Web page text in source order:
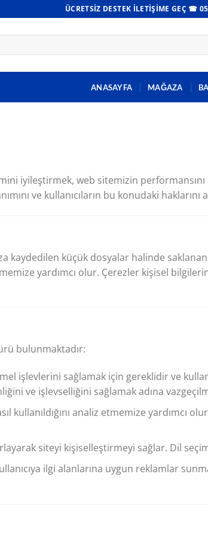
ÜCRETSIZ DESTEK İLETIŞIME GEÇ ☎
ANASAYFA MAĞAZA
iyileştirmek, web sitemizin
ve kullanıcıların bu konudaki haklarını
kaydedilen küçük dosyalar halinde
yardımcı olur. Çerezler kişisel
bulunmaktadır:
işlevlerini sağlamak için gereklidir ve
ve işlevselliğini sağlamak adına
kullanıldığını analiz etmemize yardımcı
siteyi kişiselleştirmeyi sağlar. Dil
ilgi alanlarına uygun reklamlar